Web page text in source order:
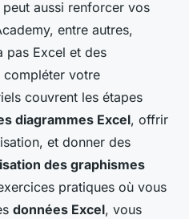
aussi renforcer vos
entre autres,
pas Excel et des
compléter votre
couvrent les étapes
diagrammes Excel, offrir
et donner des
des graphismes
pratiques où vous
données Excel, vous